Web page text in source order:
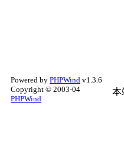
Powered by PHPWind v1.3.6
Copyright © 2003-04
PHPWind
本